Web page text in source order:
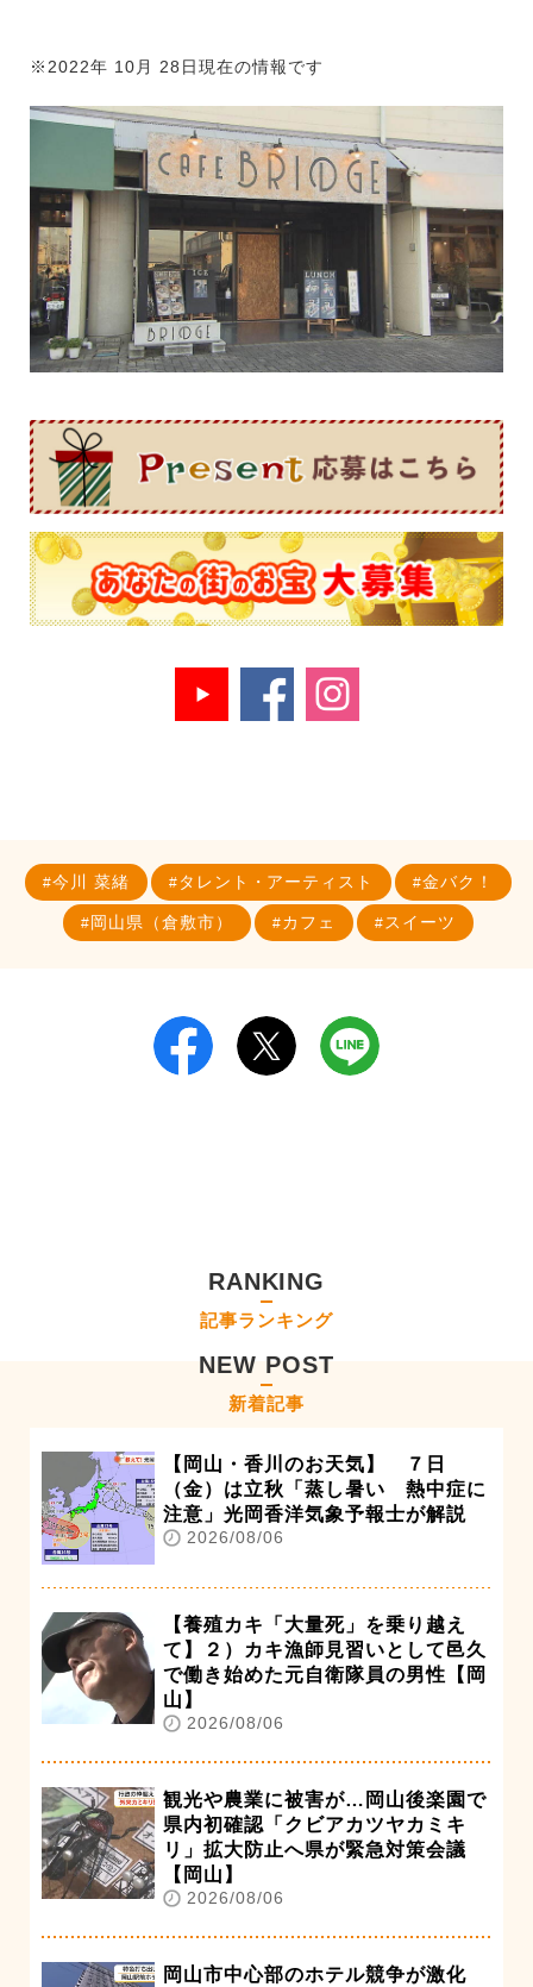
※2022年 10月 28日現在の情報です
今川 菜緒 タレント・アーティスト 金バク！
岡山県（倉敷市） カフェ スイーツ
RANKING
記事ランキング
NEW POST
新着記事
【岡山・香川のお天気】 ７日
（金）は立秋「蒸し暑い 熱中症に
注意」光岡香洋気象予報士が解説
2026/08/06
【養殖カキ「大量死」を乗り越え
て】２）カキ漁師見習いとして邑久
で働き始めた元自衛隊員の男性【岡
山】
2026/08/06
観光や農業に被害が…岡山後楽園で
県内初確認「クビアカツヤカミキ
リ」拡大防止へ県が緊急対策会議
【岡山】
2026/08/06
岡山市中心部のホテル競争が激化